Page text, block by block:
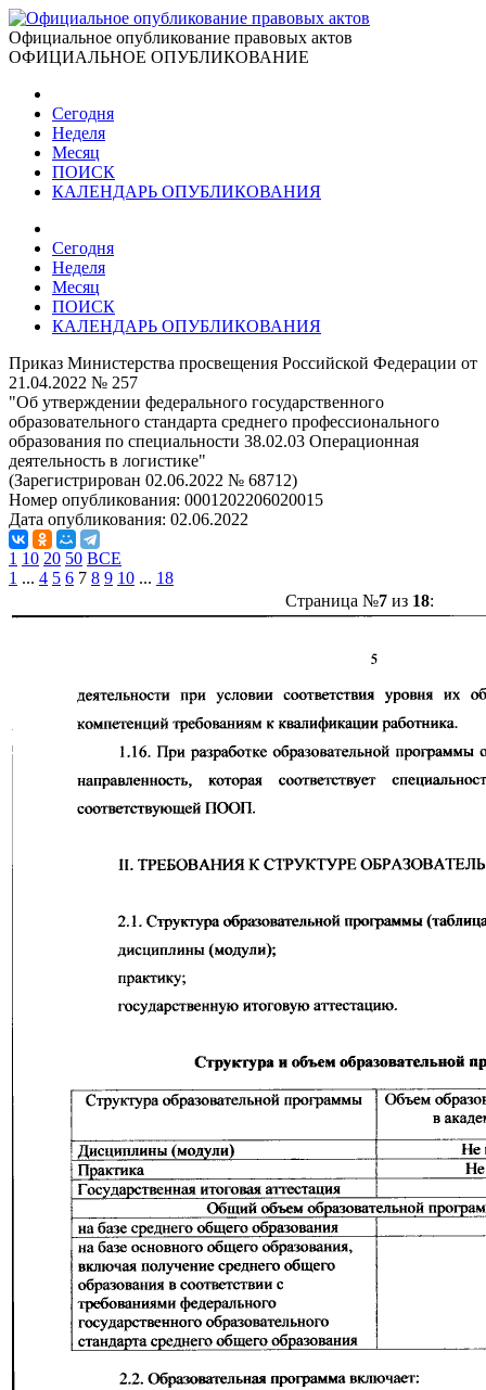
Официальное опубликование правовых актов
ОФИЦИАЛЬНОЕ ОПУБЛИКОВАНИЕ
Сегодня
Неделя
Месяц
ПОИСК
КАЛЕНДАРЬ ОПУБЛИКОВАНИЯ
Сегодня
Неделя
Месяц
ПОИСК
КАЛЕНДАРЬ ОПУБЛИКОВАНИЯ
Приказ Министерства просвещения Российской Федерации от
21.04.2022 № 257
"Об утверждении федерального государственного
образовательного стандарта среднего профессионального
образования по специальности 38.02.03 Операционная
деятельность в логистике"
(Зарегистрирован 02.06.2022 № 68712)
Номер опубликования: 0001202206020015
Дата опубликования: 02.06.2022
1 10 20 50 ВСЕ
1 ... 4 5 6 7 8 9 10 ... 18
Страница №7из 18: